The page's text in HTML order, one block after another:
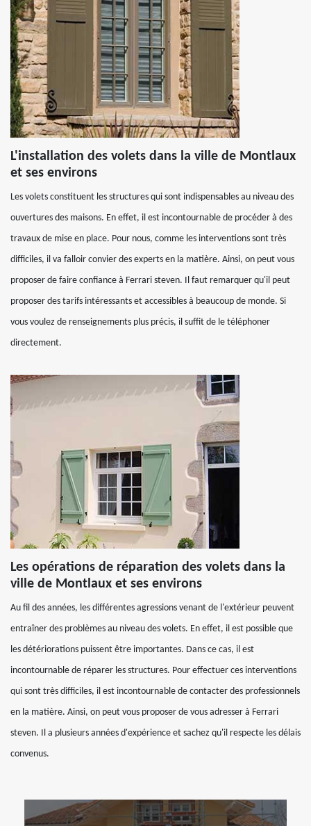
L'installation des volets dans la ville de Montlaux
et ses environs
Les volets constituent les structures qui sont indispensables au niveau des
ouvertures des maisons. En effet, il est incontournable de procéder à des
travaux de mise en place. Pour nous, comme les interventions sont très
difficiles, il va falloir convier des experts en la matière. Ainsi, on peut vous
proposer de faire confiance à Ferrari steven. Il faut remarquer qu'il peut
proposer des tarifs intéressants et accessibles à beaucoup de monde. Si
vous voulez de renseignements plus précis, il suffit de le téléphoner
directement.
Les opérations de réparation des volets dans la
ville de Montlaux et ses environs
Au fil des années, les différentes agressions venant de l'extérieur peuvent
entraîner des problèmes au niveau des volets. En effet, il est possible que
les détériorations puissent être importantes. Dans ce cas, il est
incontournable de réparer les structures. Pour effectuer ces interventions
qui sont très difficiles, il est incontournable de contacter des professionnels
en la matière. Ainsi, on peut vous proposer de vous adresser à Ferrari
steven. Il a plusieurs années d'expérience et sachez qu'il respecte les délais
convenus.